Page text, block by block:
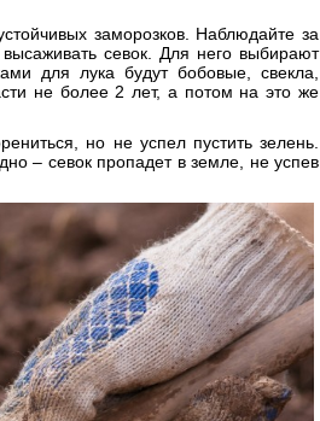
заморозков. Наблюдайте за
севок. Для него выбирают
для лука будут бобовые, свекла,
не более 2 лет, а потом на это же
но не успел пустить зелень.
– севок пропадет в земле, не успев